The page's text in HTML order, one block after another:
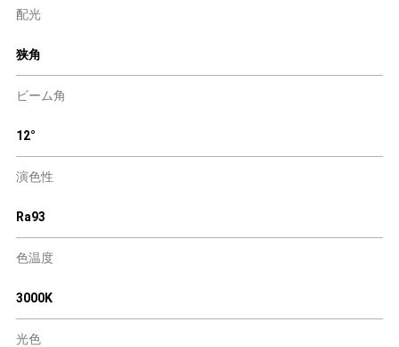
配光
狭角
ビーム角
12°
演色性
Ra93
色温度
3000K
光色